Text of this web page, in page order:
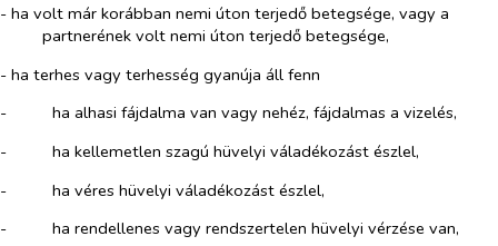
- ha volt már korábban nemi úton terjedő betegsége, vagy a
partnerének volt nemi úton terjedő betegsége,
- ha terhes vagy terhesség gyanúja áll fenn
-​
ha alhasi fájdalma van vagy nehéz, fájdalmas a vizelés,
-​
ha kellemetlen szagú hüvelyi váladékozást észlel,
-​
ha véres hüvelyi váladékozást észlel,
-​
ha rendellenes vagy rendszertelen hüvelyi vérzése van,